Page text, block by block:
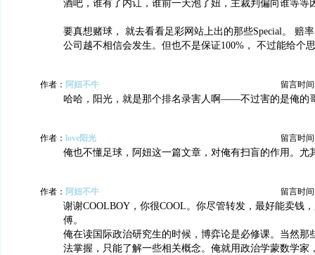
酒吧，谁有了内讧，谁前一天泡了妞，主裁判偏向谁等等
要真想赌球， 就去看看足彩网站上出的那些Special。 赔
公司越不相信会发生。但也不是保证100%， 不过能给个
作者： 阿妞不牛 留言时间
哈哈，阳光，就是那个排名录害人啊——不过害的是俺的
作者： love阳光 留言时间
俺也不懂足球，阿妞这一篇文章，对俺有扫盲的作用。尤
作者： 阿妞不牛 留言时间
谢谢COOLBOY，你很COOL。你尽管转发，最好能卖钱
傅。
俺在读国际政治研究生的时候，博弈论是必修课。当然那
法掌握，只能了解一些相关概念。俺就用政治学蒙数学家